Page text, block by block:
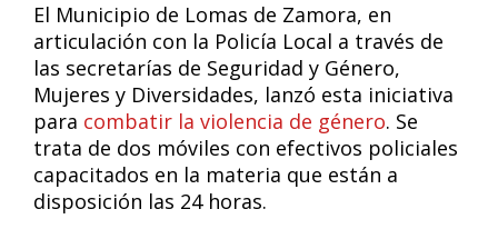
El Municipio de Lomas de Zamora, en
articulación con la Policía Local a través de
las secretarías de Seguridad y Género,
Mujeres y Diversidades, lanzó esta iniciativa
para combatir la violencia de género. Se
trata de dos móviles con efectivos policiales
capacitados en la materia que están a
disposición las 24 horas.